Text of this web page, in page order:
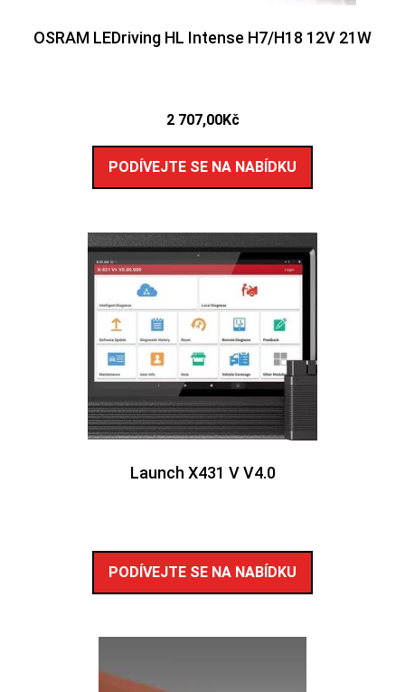
OSRAM LEDriving HL Intense H7/H18 12V 21W
2 707,00Kč
PODÍVEJTE SE NA NABÍDKU
Launch X431 V V4.0
PODÍVEJTE SE NA NABÍDKU